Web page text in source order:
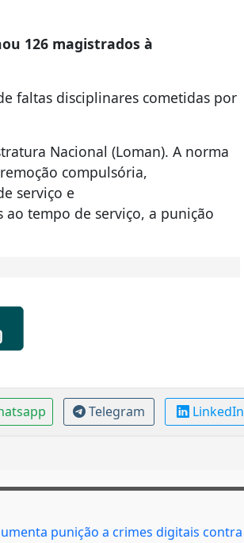
126 magistrados à
faltas disciplinares cometidas por
Nacional (Loman). A norma
compulsória,
serviço e
tempo de serviço, a punição
Telegram LinkedIn